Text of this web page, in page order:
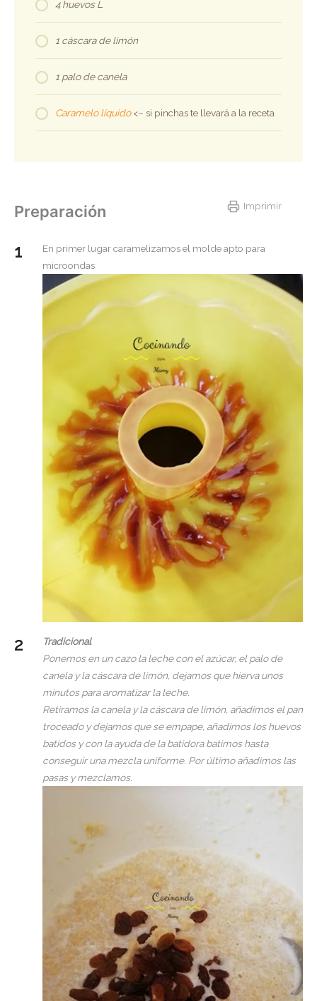
4 huevos L
1 cáscara de limón
1 palo de canela
Caramelo líquido<– si pinchas te llevará a la receta
Imprimir
Preparación
En primer lugar caramelizamos el molde apto para
microondas
Tradicional
Ponemos en un cazo la leche con el azúcar, el palo de
canela y la cáscara de limón, dejamos que hierva unos
minutos para aromatizar la leche.
Retiramos la canela y la cáscara de limón, añadimos el pan
troceado y dejamos que se empape, añadimos los huevos
batidos y con la ayuda de la batidora batimos hasta
conseguir una mezcla uniforme. Por último añadimos las
pasas y mezclamos.